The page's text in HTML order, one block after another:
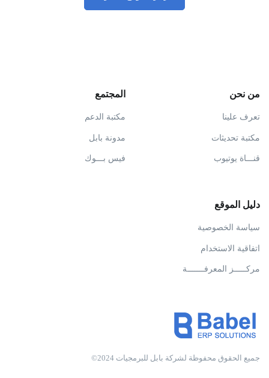
من نحن
تعرف علينا
مكتبة تحديثات
قنـــاة يوتيوب
المجتمع
مكتبة الدعم
مدونة بابل
فيس بـــوك
دليل الموقع
سياسة الخصوصية
اتفاقية الاستخدام
مركـــــز المعرفـــــــة
جميع الحقوق محفوظة لشركة بابل للبرمجيات 2024©